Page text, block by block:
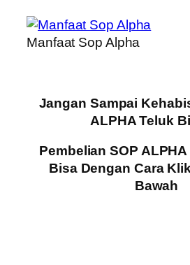
Manfaat Sop Alpha
Jangan Sampai
ALPHA Teluk
Pembelian SOP
Bisa Dengan Cara
Bawah